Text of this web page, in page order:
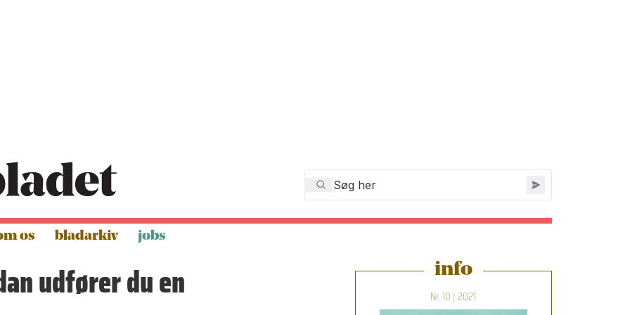
os bladarkiv jobs
udfører du en info
Nr. 10 | 2021